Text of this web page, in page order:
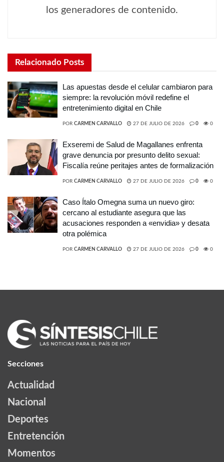
los generadores de contenido.
Relacionado Posts
Las apuestas desde el celular cambiaron para
siempre: la revolución móvil redefine el
entretenimiento digital en Chile
POR CARMEN CARVALLO 27 DE JULIO DE 2026 0 0
Exseremi de Salud de Magallanes enfrenta
grave denuncia por presunto delito sexual:
Fiscalía reúne peritajes antes de formalización
POR CARMEN CARVALLO 27 DE JULIO DE 2026 0 0
Caso Ítalo Omegna suma un nuevo giro:
cercano al estudiante asegura que las
acusaciones responden a «envidia» y desata
otra polémica
POR CARMEN CARVALLO 27 DE JULIO DE 2026 0 0
Secciones
Actualidad
Nacional
Deportes
Entretención
Momentos